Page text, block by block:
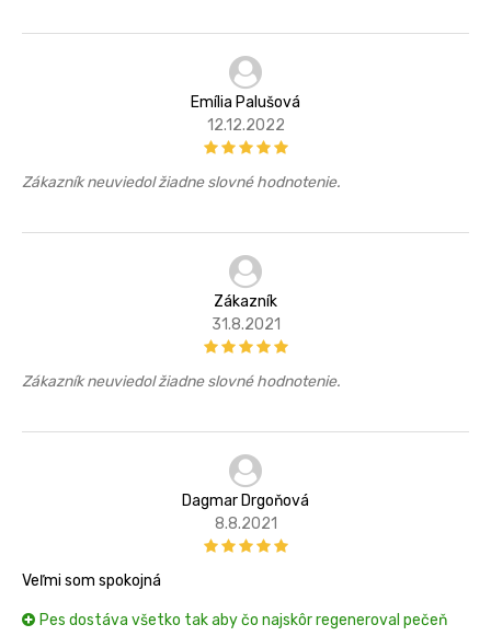
Emília Palušová
12.12.2022
Zákazník neuviedol žiadne slovné hodnotenie.
Zákazník
31.8.2021
Zákazník neuviedol žiadne slovné hodnotenie.
Dagmar Drgoňová
8.8.2021
Veľmi som spokojná
Pes dostáva všetko tak aby čo najskôr regeneroval pečeň